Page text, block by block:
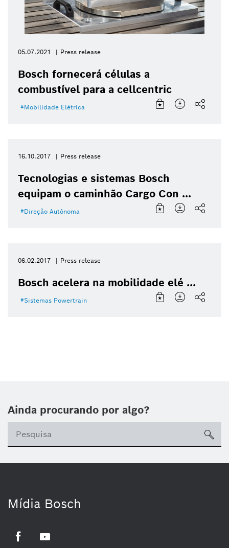
05.07.2021 Press release
Bosch fornecerá células a
combustível para a cellcentric
Mobilidade Elétrica
16.10.2017 Press release
Tecnologias e sistemas Bosch
equipam o caminhão Cargo Con ...
Direção Autônoma
06.02.2017 Press release
Bosch acelera na mobilidade elé ...
Sistemas Powertrain
Ainda procurando por algo?
Mídia Bosch